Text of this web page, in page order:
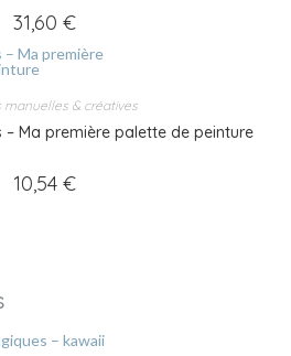
31,60 €
manuelles & créatives
– Ma première palette de peinture
10,54 €